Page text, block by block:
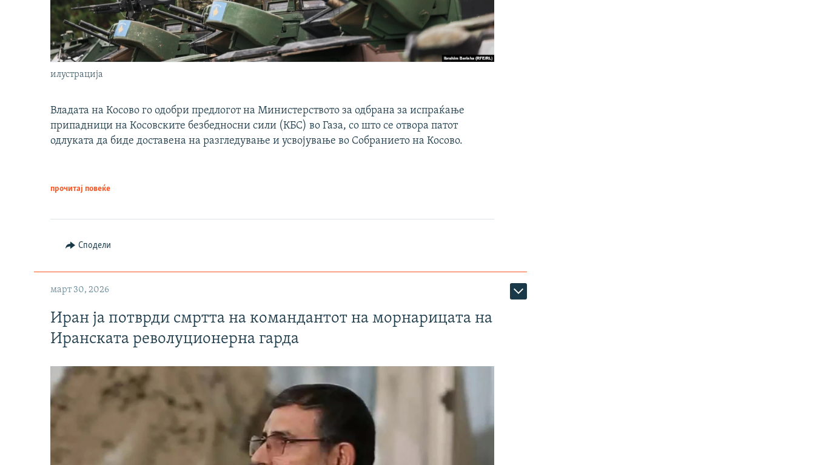
илустрација
Владата на Косово го одобри предлогот на Министерството за одбрана за испраќање
припадници на Косовските безбедносни сили (КБС) во Газа, со што се отвора патот
одлуката да биде доставена на разгледување и усвојување во Собранието на Косово.
прочитај повеќе
Сподели
март 30, 2026
Иран ја потврди смртта на командантот на морнарицата на
Иранската револуционерна гарда